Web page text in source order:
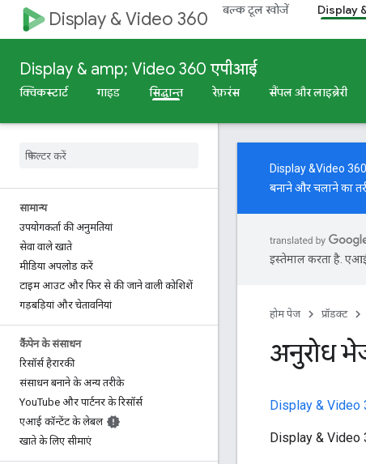
Display & Video 360 बल्क टूल खोजें Display
Display & amp; Video 360 एपीआई
क्विकस्टार्ट गाइड सिद्धान्त रेफ़रंस सैंपल और लाइब्रेरी
सामान्य
उपयोगकर्ता की अनुमतियां
सेवा वाले खाते
मीडिया अपलोड करें
टाइम आउट और फिर से की जाने वाली कोशिशें
गड़बड़ियां और चेतावनियां
कैंपेन के संसाधन
रिसॉर्स हैरारकी
संसाधन बनाने के अन्य तरीके
YouTube और पार्टनर के रिसॉर्स
एआई कॉन्टेंट के लेबल
खाते के लिए सीमाएं
Display &Video
बनाने और चलाने का
इस्तेमाल करता है.
होम पेज प्रॉडक्ट
अनुरोध
Display & Video
Display & Video